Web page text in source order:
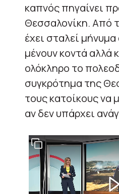
καπνός πηγαίνει
Θεσσαλονίκη. Από
έχει σταλεί
μένουν κοντά αλλά
ολόκληρο το
συγκρότημα της
τους κατοίκους να
αν δεν υπάρχει